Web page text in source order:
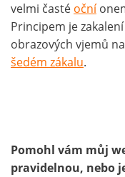
velmi časté oční
Principem je
obrazových vjemů na
šedém zákalu.
Pomohl vám můj
pravidelnou, nebo